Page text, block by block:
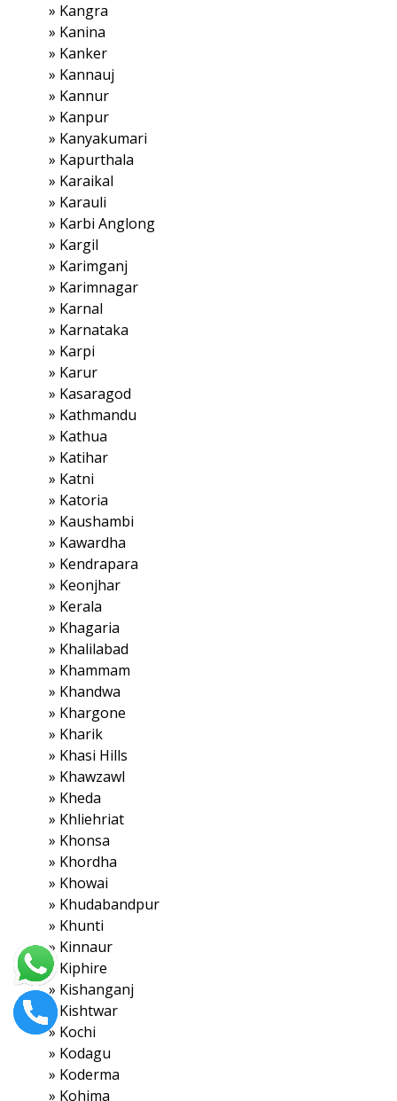
» Kangra
» Kanina
» Kanker
» Kannauj
» Kannur
» Kanpur
» Kanyakumari
» Kapurthala
» Karaikal
» Karauli
» Karbi Anglong
» Kargil
» Karimganj
» Karimnagar
» Karnal
» Karnataka
» Karpi
» Karur
» Kasaragod
» Kathmandu
» Kathua
» Katihar
» Katni
» Katoria
» Kaushambi
» Kawardha
» Kendrapara
» Keonjhar
» Kerala
» Khagaria
» Khalilabad
» Khammam
» Khandwa
» Khargone
» Kharik
» Khasi Hills
» Khawzawl
» Kheda
» Khliehriat
» Khonsa
» Khordha
» Khowai
» Khudabandpur
» Khunti
» Kinnaur
» Kiphire
» Kishanganj
Kishtwar
» Kochi
» Kodagu
» Koderma
» Kohima